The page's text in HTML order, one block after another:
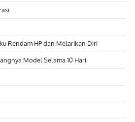
Rendam HP dan Melarikan Diri
Model Selama 10 Hari